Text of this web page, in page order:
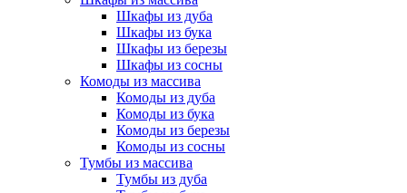
Шкафы из дуба
Шкафы из бука
Шкафы из березы
Шкафы из сосны
Комоды из массива
Комоды из дуба
Комоды из бука
Комоды из березы
Комоды из сосны
Тумбы из массива
Тумбы из дуба